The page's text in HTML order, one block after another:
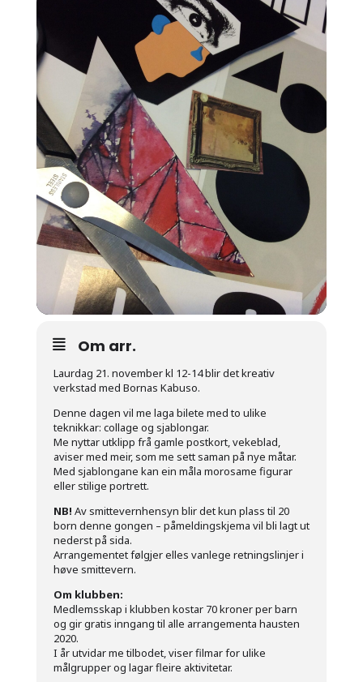
Om arr.
Laurdag 21. november kl 12-14 blir det kreativ
verkstad med Bornas Kabuso.
Denne dagen vil me laga bilete med to ulike
teknikkar: collage og sjablongar.
Me nyttar utklipp frå gamle postkort, vekeblad,
aviser med meir, som me sett saman på nye måtar.
Med sjablongane kan ein måla morosame figurar
eller stilige portrett.
NB! Av smittevernhensyn blir det kun plass til 20
born denne gongen – påmeldingskjema vil bli lagt ut
nederst på sida.
Arrangementet følgjer elles vanlege retningslinjer i
høve smittevern.
Om klubben:
Medlemsskap i klubben kostar 70 kroner per barn
og gir gratis inngang til alle arrangementa hausten
2020.
I år utvidar me tilbodet, viser filmar for ulike
målgrupper og lagar fleire aktivitetar.